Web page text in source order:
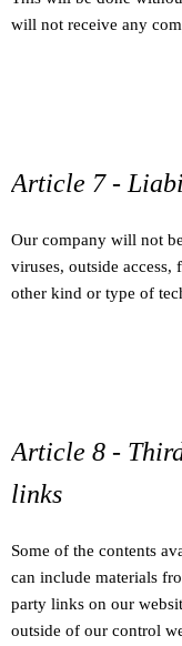
will not receive any
Article 7 -
Our company will not
viruses, outside
other kind or type of
Article 8 -
links
Some of the contents
can include materials
party links on our
outside of our control